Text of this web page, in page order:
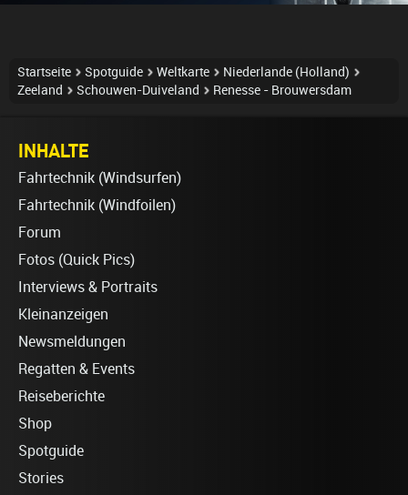
Startseite Spotguide Weltkarte
Niederlande (Holland)
Zeeland
Schouwen-Duiveland Renesse - Brouwersdam
INHALTE
Fahrtechnik (Windsurfen)
Fahrtechnik (Windfoilen)
Forum
Fotos (Quick Pics)
Interviews & Portraits
Kleinanzeigen
Newsmeldungen
Regatten & Events
Reiseberichte
Shop
Spotguide
Stories